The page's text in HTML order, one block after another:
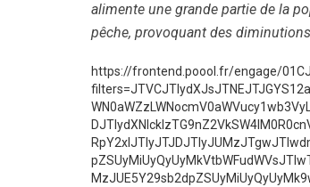
alimente une grande partie de la
pêche, provoquant des
https://frontend.poool.fr/engage/